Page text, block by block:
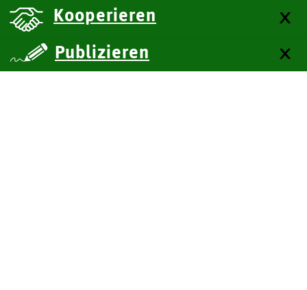
Publizieren
Kooperieren